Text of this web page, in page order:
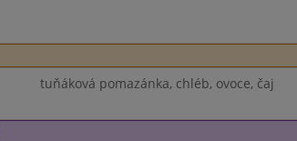
tuňáková pomazánka, chléb, ovoce, čaj